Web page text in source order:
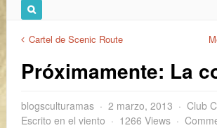
Cartel de Scenic Route
Próximamente: La
blogsculturamas 2 marzo, 2013 Club
Escrito en el viento
1266 Views